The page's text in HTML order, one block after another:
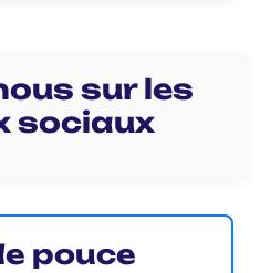
sur les
sociaux
pouce